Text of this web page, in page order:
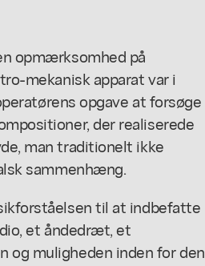
opmærksomhed på
mekanisk apparat var i
opgave at forsøge
der realiserede
man traditionelt ikke
sammenhæng.
til at indbefatte
et åndedræt, et
og muligheden inden for den